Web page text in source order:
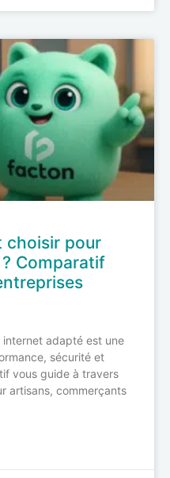
choisir pour
Comparatif
internet adapté est une
sécurité et
vous guide à travers
artisans, commerçants